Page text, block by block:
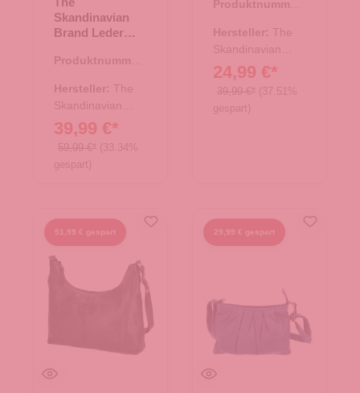
Skandinavian
Brand Leder
- Black
Produktnummer:
Hersteller: The
Skandinavian
Brand
39,99 €*
59,99 €* (33.34%
gespart)
Hunter - tan
Produktnummer:
Hersteller: The
Skandinavian
Brand
24,99 €*
39,99 €* (37.51%
gespart)
51,99 € gespart 29,99 € gespart